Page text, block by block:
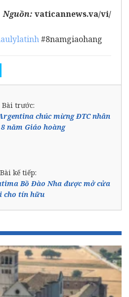
Nguồn: vaticannews.va/vi/
#8namgiaohang
Bài trước:
chúc mừng ĐTC nhân
năm Giáo hoàng
Bài kế tiếp:
Bồ Đào Nha được mở cửa
cho tín hữu